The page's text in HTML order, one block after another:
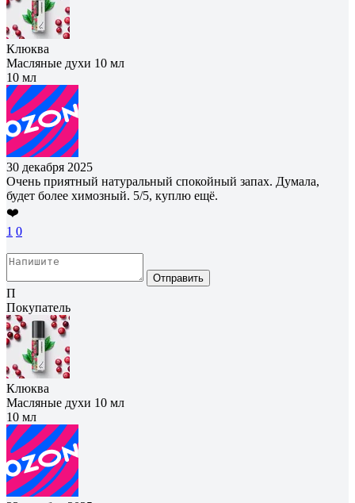
Клюква
Масляные духи 10 мл
10 мл
30 декабря 2025
Очень приятный натуральный спокойный запах. Думала,
будет более химозный. 5/5, куплю ещё.
❤️
1 0
Отправить
П
Покупатель
Клюква
Масляные духи 10 мл
10 мл